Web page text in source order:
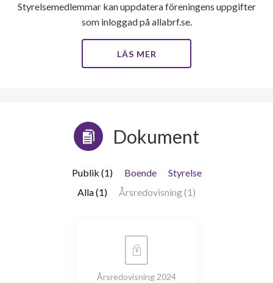
Styrelsemedlemmar kan uppdatera föreningens uppgifter
som inloggad på allabrf.se.
LÄS MER
Dokument
Publik (1) Boende
Styrelse
Alla (1)
Årsredovisning (1)
Årsredovisning 2024